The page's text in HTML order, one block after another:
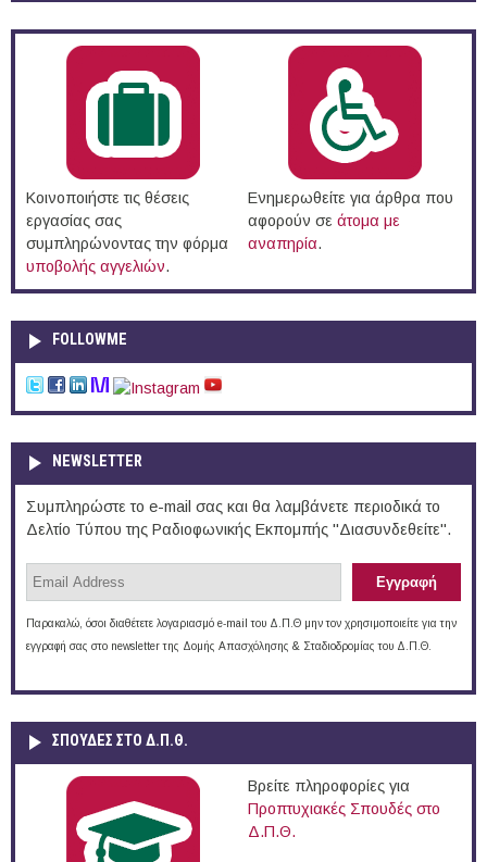
Κοινοποιήστε τις θέσεις
εργασίας σας
συμπληρώνοντας την φόρμα
υποβολής αγγελιών.
Ενημερωθείτε για άρθρα που
αφορούν σε άτομα με
αναπηρία.
FOLLOWME
NEWSLETTER
Συμπληρώστε το e-mail σας και θα λαμβάνετε περιοδικά το
Δελτίο Τύπου της Ραδιοφωνικής Εκπομπής "Διασυνδεθείτε".
Παρακαλώ, όσοι διαθέτετε λογαριασμό e-mail του Δ.Π.Θ μην τον χρησιμοποιείτε για την
εγγραφή σας στο newsletter της Δομής Απασχόλησης & Σταδιοδρομίας του Δ.Π.Θ.
ΣΠΟΥΔΈΣ ΣΤΟ Δ.Π.Θ.
Βρείτε πληροφορίες για
Προπτυχιακές Σπουδές στο
Δ.Π.Θ.